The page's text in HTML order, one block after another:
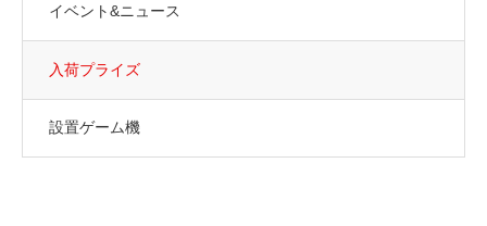
イベント&ニュース
入荷プライズ
設置ゲーム機